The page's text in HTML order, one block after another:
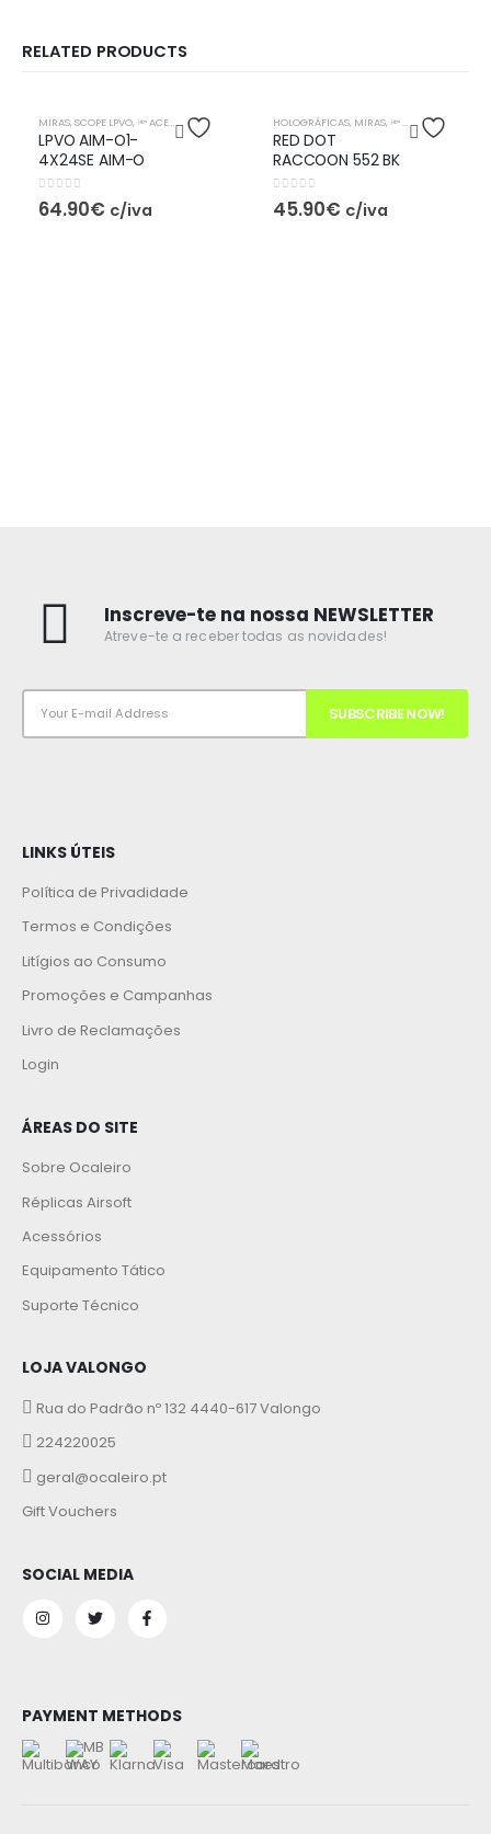
RELATED PRODUCTS
MIRAS SCOPE LPVO 🔦 ACESSÓRIOS
LPVO AIM-O1-
4X24SE AIM-O
0out of 5
64.90€ c/iva
HOLOGRÁFICAS MIRAS 🔦 ACESSÓRIOS
RED DOT
RACCOON 552 BK
0out of 5
45.90€ c/iva
Inscreve-te na nossa NEWSLETTER
Atreve-te a receber todas as novidades!
LINKS ÚTEIS
Política de Privadidade
Termos e Condições
Litígios ao Consumo
Promoções e Campanhas
Livro de Reclamações
Login
ÁREAS DO SITE
Sobre Ocaleiro
Réplicas Airsoft
Acessórios
Equipamento Tático
Suporte Técnico
LOJA VALONGO
Rua do Padrão nº 132 4440-617 Valongo
224220025
geral@ocaleiro.pt
Gift Vouchers
SOCIAL MEDIA
PAYMENT METHODS